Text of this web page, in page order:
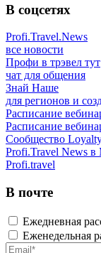
В соцсетях
Profi.Travel.News
все новости
Профи в трэвел тут
чат для общения
Знай Наше
для регионов и
Расписание
Расписание
Сообщество
Profi.Travel News
Profi.travel
В почте
Ежедневная
Еженедельная